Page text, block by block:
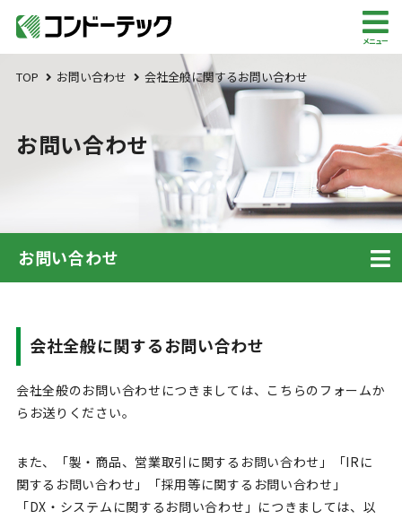
メニュー
TOP お問い合わせ 会社全般に関するお問い合わせ
お問い合わせ
お問い合わせ
会社全般に関するお問い合わせ
会社全般のお問い合わせにつきましては、こちらのフォームか
らお送りください。
また、「製・商品、営業取引に関するお問い合わせ」「IRに
関するお問い合わせ」「採用等に関するお問い合わせ」
「DX・システムに関するお問い合わせ」につきましては、以